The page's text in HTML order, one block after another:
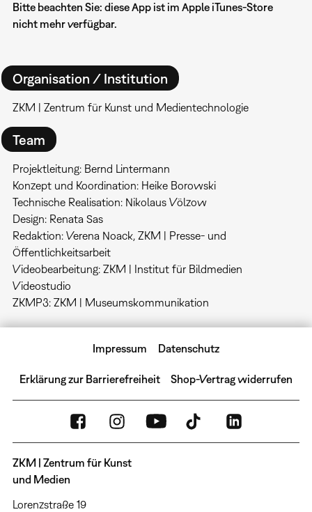
Bitte beachten Sie: diese App ist im Apple iTunes-Store
nicht mehr verfügbar.
Organisation / Institution
ZKM | Zentrum für Kunst und Medientechnologie
Team
Projektleitung: Bernd Lintermann
Konzept und Koordination: Heike Borowski
Technische Realisation: Nikolaus Völzow
Design: Renata Sas
Redaktion: Verena Noack, ZKM | Presse- und
Öffentlichkeitsarbeit
Videobearbeitung: ZKM | Institut für Bildmedien
Videostudio
ZKMP3: ZKM | Museumskommunikation
Impressum Datenschutz
Erklärung zur Barrierefreiheit Shop-Vertrag widerrufen
ZKM | Zentrum für Kunst
und Medien
Lorenzstraße 19